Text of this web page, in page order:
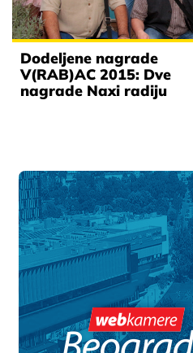
Dodeljene nagrade
V(RAB)AC 2015: Dve
nagrade Naxi radiju